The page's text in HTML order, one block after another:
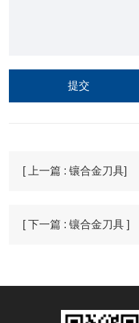
[ 上一篇 : 镶合金刀具]
[ 下一篇 : 镶合金刀具 ]